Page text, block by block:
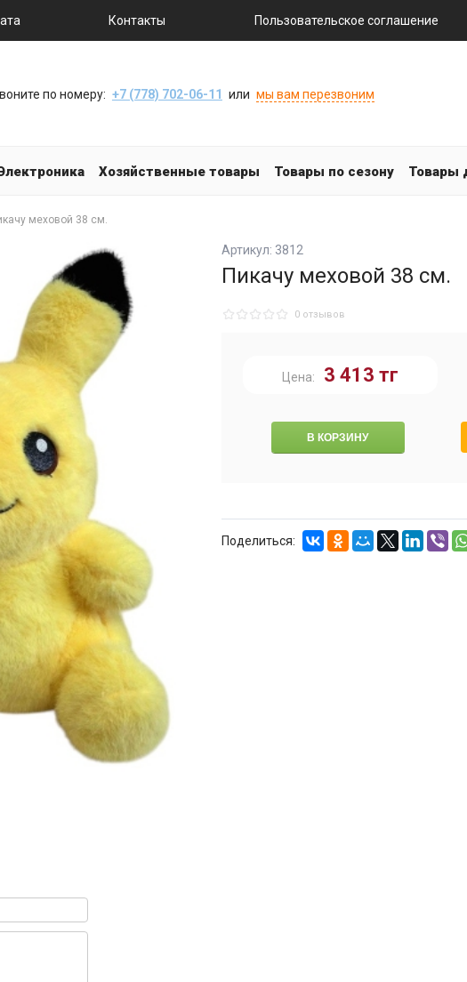
Контакты Пользовательское соглашение
по номеру: +7 (778) 702-06-11 или мы вам перезвоним
Хозяйственные товары Товары по сезону Товары
меховой 38 см.
Артикул: 3812
Пикачу меховой 38 см.
0 отзывов
Цена: 3 413 тг
Поделиться: